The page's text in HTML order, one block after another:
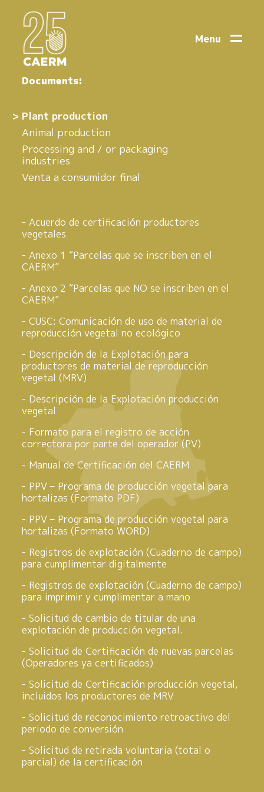
Menu
Documents:
Plant production
Animal production
Processing and / or packaging
industries
Venta a consumidor final
Acuerdo de certificación productores
vegetales
Anexo 1 “Parcelas que se inscriben en el
CAERM”
Anexo 2 “Parcelas que NO se inscriben en el
CAERM”
CUSC: Comunicación de uso de material de
reproducción vegetal no ecológico
Descripción de la Explotación para
productores de material de reproducción
vegetal (MRV)
Descripción de la Explotación producción
vegetal
Formato para el registro de acción
correctora por parte del operador (PV)
Manual de Certificación del CAERM
PPV – Programa de producción vegetal para
hortalizas (Formato PDF)
PPV – Programa de producción vegetal para
hortalizas (Formato WORD)
Registros de explotación (Cuaderno de campo)
para cumplimentar digitalmente
Registros de explotación (Cuaderno de campo)
para imprimir y cumplimentar a mano
Solicitud de cambio de titular de una
explotación de producción vegetal.
Solicitud de Certificación de nuevas parcelas
(Operadores ya certificados)
Solicitud de Certificación producción vegetal,
incluidos los productores de MRV
Solicitud de reconocimiento retroactivo del
periodo de conversión
Solicitud de retirada voluntaria (total o
parcial) de la certificación